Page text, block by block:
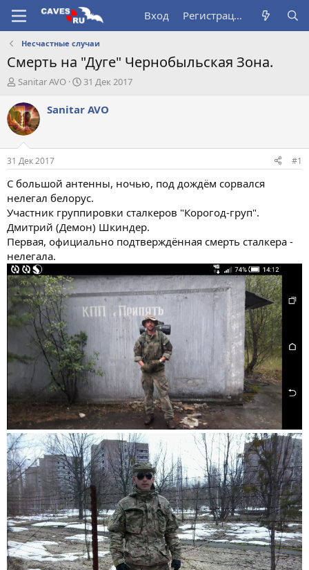
Вход Регистрация
Несчастные случаи
Смерть на "Дуге" Чернобыльская Зона.
А
т
о
р
т
е
м
ы
Sanitar AVO
Д
т
а
л
31 Дек 2017
Sanitar AVO
31 Дек 2017 #1
С большой антенны, ночью, под дождём сорвался
нелегал белорус.
Участник группировки сталкеров "Корогод-груп".
Дмитрий (Демон) Шкиндер.
Первая, официально подтверждённая смерть сталкера -
нелегала.